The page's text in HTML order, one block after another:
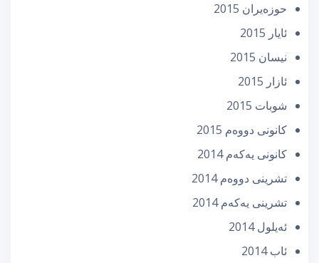
حوزه‌یران 2015
ئایار 2015
نیسان 2015
ئازار 2015
شوبات 2015
كانونی دووه‌م 2015
كانونی یه‌كه‌م 2014
تشرینی دووه‌م 2014
تشرینی یه‌كه‌م 2014
ئه‌یلول 2014
ئاب 2014